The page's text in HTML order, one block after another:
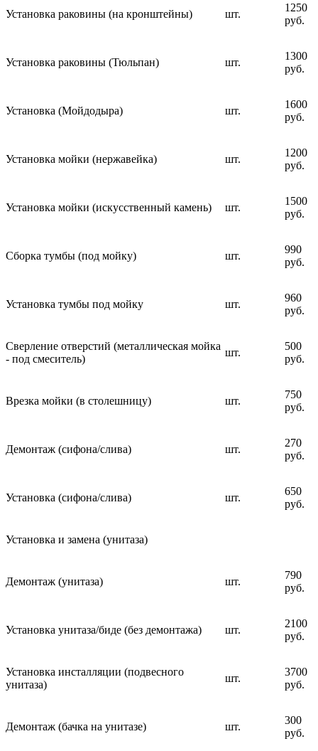
Установка раковины (на кронштейны) шт.
1250
руб.
Установка раковины (Тюльпан) шт.
1300
руб.
Установка (Мойдодыра) шт.
1600
руб.
Установка мойки (нержавейка) шт.
1200
руб.
Установка мойки (искусственный камень) шт.
1500
руб.
Сборка тумбы (под мойку) шт.
990
руб.
Установка тумбы под мойку шт.
960
руб.
Сверление отверстий (металлическая мойка
- под смеситель)
шт.
500
руб.
Врезка мойки (в столешницу) шт.
750
руб.
Демонтаж (сифона/слива) шт.
270
руб.
Установка (сифона/слива) шт.
650
руб.
Установка и замена (унитаза)
Демонтаж (унитаза) шт.
790
руб.
Установка унитаза/биде (без демонтажа) шт.
2100
руб.
Установка инсталляции (подвесного
унитаза)
шт.
3700
руб.
Демонтаж (бачка на унитазе) шт.
300
руб.